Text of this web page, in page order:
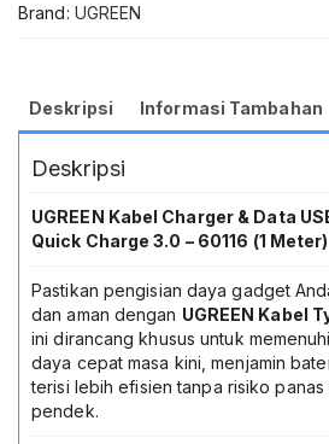
C
Cepat
Data
Stabil
Kuat
Awet
Original
untuk
Smartphone
Tablet
Gadget
Laptop
Kualitas
Premium
Brand: UGREEN
Deskripsi Informasi Tambahan
Deskripsi
UGREEN Kabel Charger & Data
Quick Charge 3.0 – 60116 (1 Meter)
Pastikan pengisian daya gadget
dan aman dengan UGREEN Kabel
ini dirancang khusus untuk
daya cepat masa kini, menjamin
terisi lebih efisien tanpa risiko
pendek.